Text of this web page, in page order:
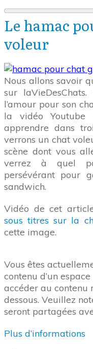
Le hamac
voleur
Nous allons savoir
sur
l’amour pour son
la vidéo Youtube
apprendre dans
verrons un chat
scène dont vous
verrez à quel
persévérant pour
sandwich.
Vidéo de cet
sous titres sur la
cette image.
Vous êtes
contenu d’un
accéder au contenu
dessous. Veuillez
seront partagées
Plus d’informations